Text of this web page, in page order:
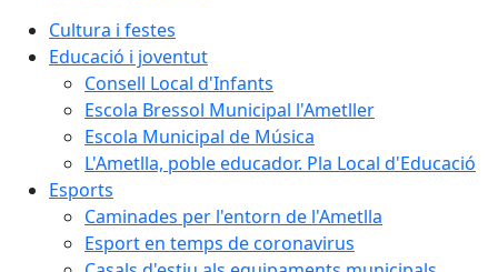
Cultura i festes
Educació i joventut
Consell Local d'Infants
Escola Bressol Municipal l'Ametller
Escola Municipal de Música
L'Ametlla, poble educador. Pla Local d'Educació
Esports
Caminades per l'entorn de l'Ametlla
Esport en temps de coronavirus